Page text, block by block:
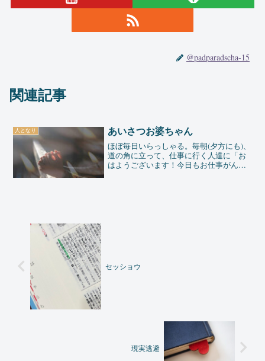
@padparadscha-15
関連記事
人となり あいさつお婆ちゃん
ほぼ毎日いらっしゃる。毎朝(夕方にも)、
道の角に立って、仕事に行く人達に「お
はようございます！今日もお仕事がんば
セッショウ
現実逃避